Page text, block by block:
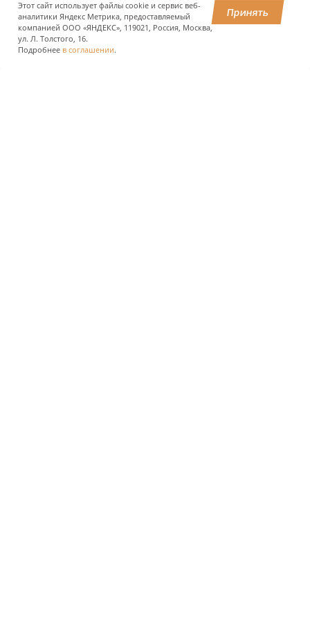
ПОДЕЛИТЬСЯ
Этот сайт использует файлы cookie и сервис веб-
аналитики Яндекс Метрика, предоставляемый
компанией ООО «ЯНДЕКС», 119021, Россия, Москва,
ул. Л. Толстого, 16.
Подробнее в соглашении.
Принять